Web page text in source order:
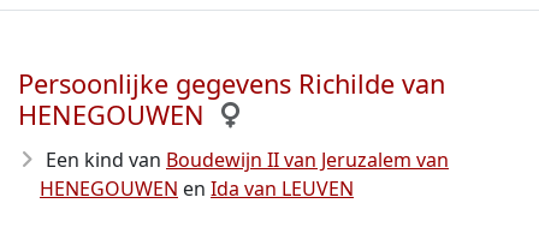
Persoonlijke gegevens Richilde van
HENEGOUWEN
Een kind van Boudewijn II van Jeruzalem van
HENEGOUWEN en Ida van LEUVEN